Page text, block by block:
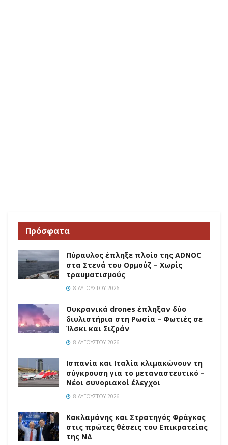
Πρόσφατα
Πύραυλος έπληξε πλοίο της ADNOC
στα Στενά του Ορμούζ – Χωρίς
τραυματισμούς
8 ΑΥΓΟΎΣΤΟΥ 2026
Ουκρανικά drones έπληξαν δύο
διυλιστήρια στη Ρωσία – Φωτιές σε
Ίλσκι και Σιζράν
8 ΑΥΓΟΎΣΤΟΥ 2026
Ισπανία και Ιταλία κλιμακώνουν τη
σύγκρουση για το μεταναστευτικό –
Νέοι συνοριακοί έλεγχοι
8 ΑΥΓΟΎΣΤΟΥ 2026
Κακλαμάνης και Στρατηγός Φράγκος
στις πρώτες θέσεις του Επικρατείας
της ΝΔ